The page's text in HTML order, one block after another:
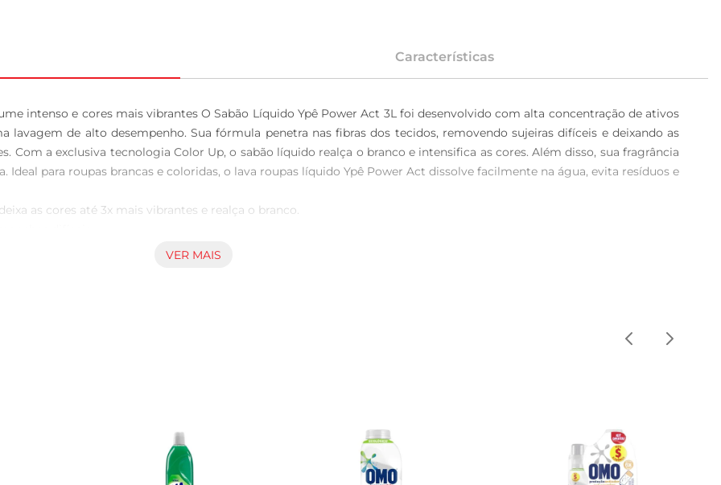
Características
intenso e cores mais vibrantes O Sabão Líquido Ypê Power Act 3L foi desenvolvido com alta concentração de ativos
lavagem de alto desempenho. Sua fórmula penetra nas fibras dos tecidos, removendo sujeiras difíceis e deixando as
Com a exclusiva tecnologia Color Up, o sabão líquido realça o branco e intensifica as cores. Além disso, sua fragrância
Ideal para roupas brancas e coloridas, o lava roupas líquido Ypê Power Act dissolve facilmente na água, evita resíduos e
VER MAIS